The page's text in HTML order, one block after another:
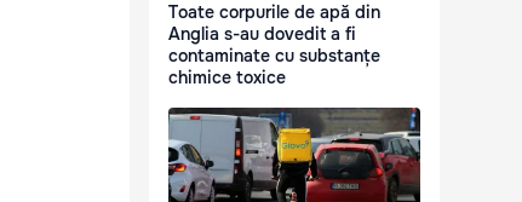
Toate corpurile de apă din
Anglia s-au dovedit a fi
contaminate cu substanțe
chimice toxice